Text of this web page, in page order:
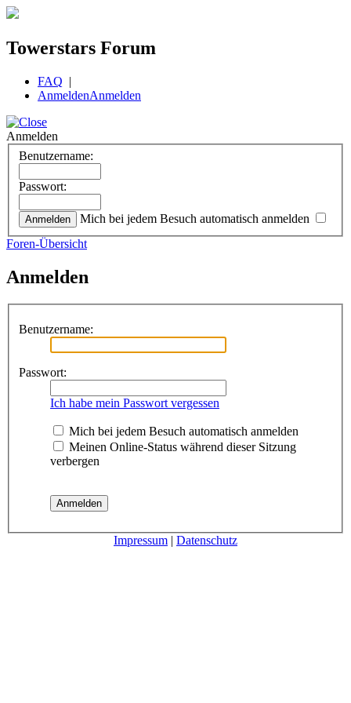
Towerstars Forum
FAQ |
AnmeldenAnmelden
Anmelden
Benutzername:
Passwort:
Mich bei jedem Besuch automatisch anmelden
Foren-Übersicht
Anmelden
Benutzername:
Passwort:
Ich habe mein Passwort vergessen
Mich bei jedem Besuch automatisch anmelden
Meinen Online-Status während dieser Sitzung
verbergen
Impressum | Datenschutz